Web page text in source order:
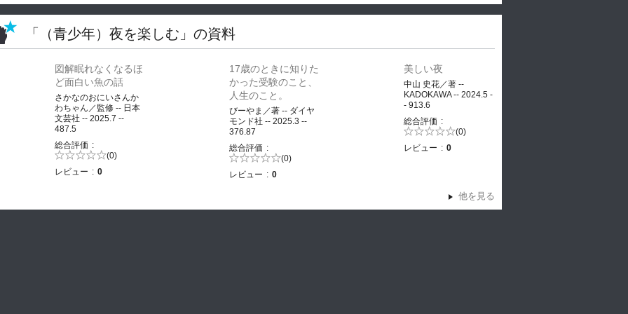
「（青少年）夜を楽しむ」の資料
図解眠れなくなるほ
ど面白い魚の話
さかなのおにいさんか
わちゃん／監修 -- 日本
文芸社 -- 2025.7 --
487.5
総合評価
5段階評価の (0)
レビュー
0
17歳のときに知りた
かった受験のこと、
人生のこと。
びーやま／著 -- ダイヤ
モンド社 -- 2025.3 --
376.87
総合評価
5段階評価の (0)
レビュー
0
美しい夜
中山 史花／著 --
KADOKAWA -- 2024.5 -
- 913.6
総合評価
5段階評価の (0)
レビュー
0
他を見る